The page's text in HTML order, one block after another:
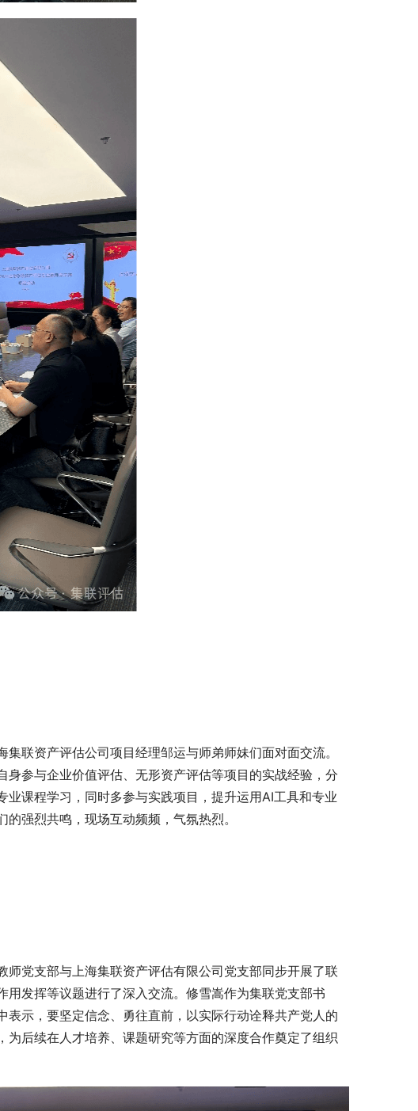
联资产评估公司项目经理邹运与师弟师妹们面对面交流。
参与企业价值评估、无形资产评估等项目的实战经验，分
课程学习，同时多参与实践项目，提升运用AI工具和专业
强烈共鸣，现场互动频频，气氛热烈。
党支部与上海集联资产评估有限公司党支部同步开展了联
发挥等议题进行了深入交流。修雪嵩作为集联党支部书
示，要坚定信念、勇往直前，以实际行动诠释共产党人的
后续在人才培养、课题研究等方面的深度合作奠定了组织